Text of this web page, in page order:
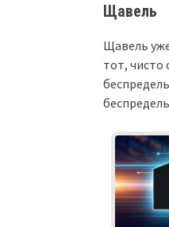
Щавель
Щавель
тот, чисто